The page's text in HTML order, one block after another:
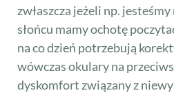
zwłaszcza jeżeli np.
słońcu mamy ochotę
na co dzień potrzebują
wówczas okulary na
dyskomfort związany z